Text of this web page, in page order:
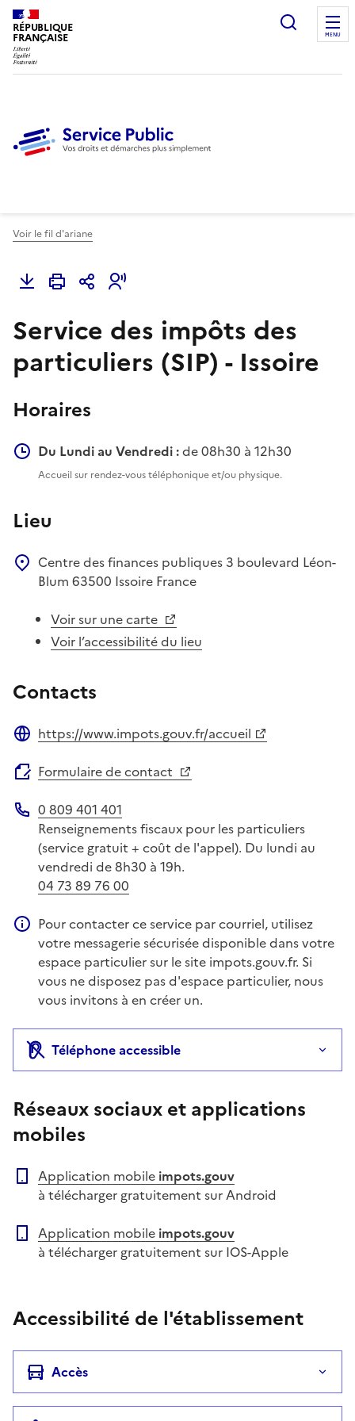
RÉPUBLIQUE
FRANÇAISE
Ouvrir
MENU
Voir le fil d'ariane
Service des impôts des
particuliers (SIP) - Issoire
Horaires
Du Lundi au Vendredi :de 08h30 à 12h30
Accueil sur rendez-vous téléphonique et/ou physique.
Lieu
Centre des finances publiques 3 boulevard Léon-
Blum 63500 Issoire France
Voir sur une carte
Voir l’accessibilité du lieu
Contacts
https://www.impots.gouv.fr/accueil
Formulaire de contact
Téléphone
0 809 401 401
Renseignements fiscaux pour les particuliers
(service gratuit + coût de l'appel). Du lundi au
vendredi de 8h30 à 19h.
04 73 89 76 00
Information complémentaire
Pour contacter ce service par courriel, utilisez
votre messagerie sécurisée disponible dans votre
espace particulier sur le site impots.gouv.fr. Si
vous ne disposez pas d'espace particulier, nous
vous invitons à en créer un.
Téléphone accessible
Réseaux sociaux et applications
mobiles
Application mobile impots.gouv
à télécharger gratuitement sur Android
Application mobile impots.gouv
à télécharger gratuitement sur IOS-Apple
Accessibilité de l'établissement
Accès